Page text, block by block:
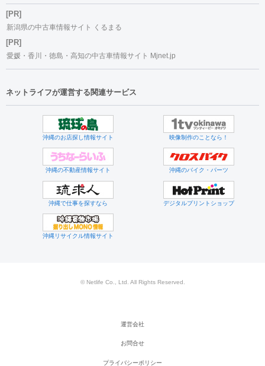
[PR]
新潟県の中古車情報サイト くるまる
[PR]
愛媛・香川・徳島・高知の中古車情報サイト Mjnet.jp
ネットライフが運営する関連サービス
沖縄のお店探し情報サイト 映像制作のことなら！
沖縄の不動産情報サイト 沖縄のバイク・パーツ
沖縄で仕事を探すなら デジタルプリントショップ
沖縄リサイクル情報サイト
© Netlife Co., Ltd. All Rights Reserved.
運営会社
お問合せ
プライバシーポリシー